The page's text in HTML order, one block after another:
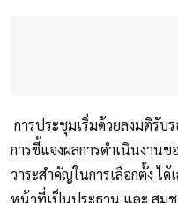
การประชุมเริ่มด้วยลงมติรับ
การชี้แจงผลการดำเนินงาน
วาระสำคัญในการเลือกตั้ง ไ